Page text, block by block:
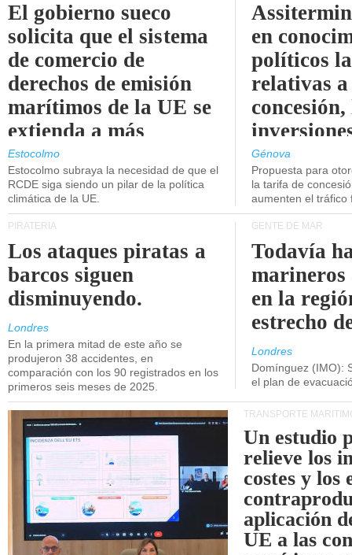
El gobierno sueco
solicita que el sistema
de comercio de
derechos de emisión
marítimos de la UE se
extienda a más
buques.
Estocolmo
Estocolmo subraya la necesidad de que el
RCDE siga siendo un pilar de la política
climática de la UE.
en
políticos
relativas a
concesión,
Génova
Propuesta para
la tarifa de
aumenten el tráfico
PIRATERÍA
Los ataques piratas a
barcos siguen
disminuyendo.
Londres
En la primera mitad de este año se
produjeron 38 accidentes, en
comparación con los 90 registrados en los
primeros seis meses de 2025.
GENTE DE MAR
Todavía
marineros
en la
estrecho
Londres
Domínguez (IMO):
el plan de
TRANSPORTE
Un estudio
relieve los
costes y los
aplicación
UE a las